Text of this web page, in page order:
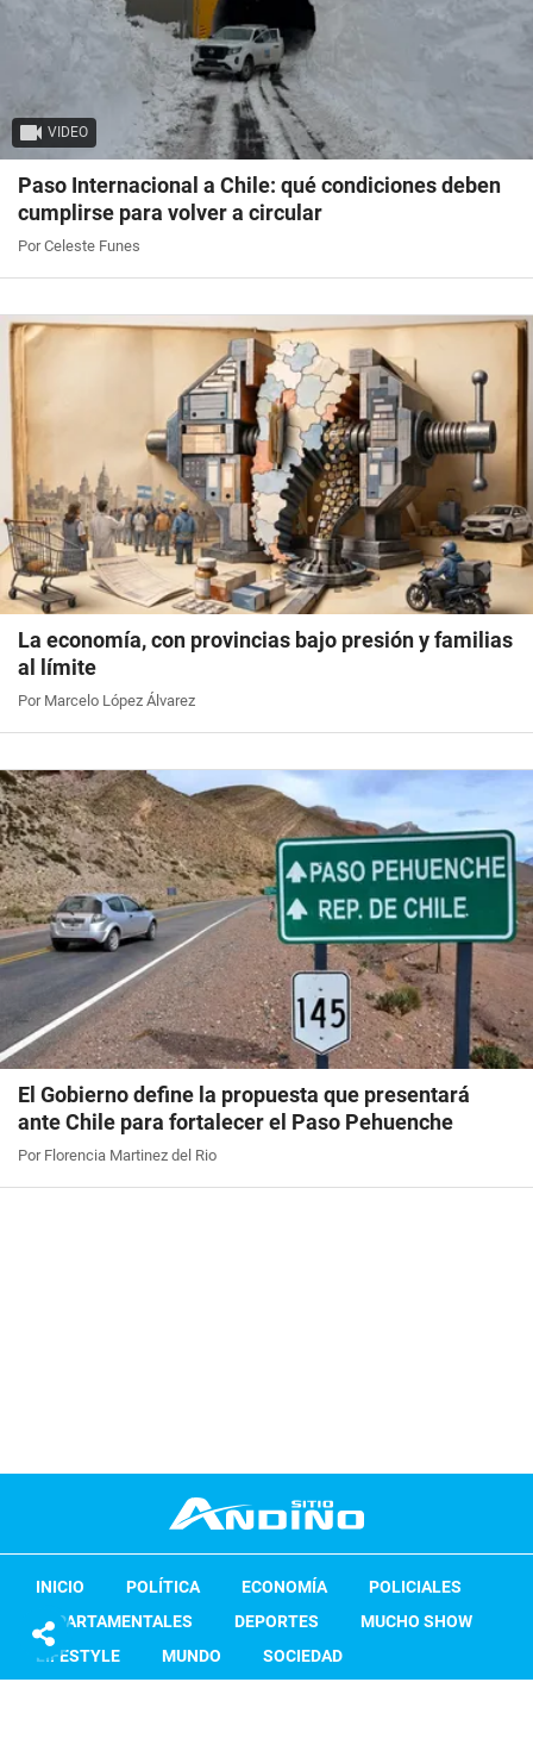
VIDEO
Paso Internacional a Chile: qué condiciones deben
cumplirse para volver a circular
Por Celeste Funes
La economía, con provincias bajo presión y familias
al límite
Por Marcelo López Álvarez
El Gobierno define la propuesta que presentará
ante Chile para fortalecer el Paso Pehuenche
Por Florencia Martinez del Rio
INICIO POLÍTICA ECONOMÍA
POLICIALES
DEPARTAMENTALES
DEPORTES
MUCHO SHOW
LIFESTYLE
MUNDO SOCIEDAD